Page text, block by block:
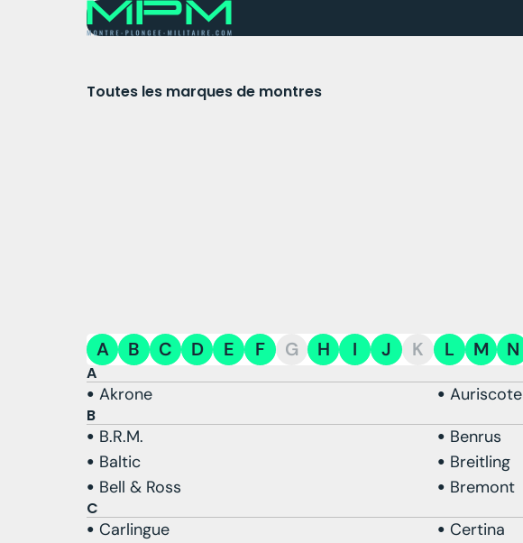
Toutes les marques de montres
A B C D E F G H I J K L M N
A
Akrone Auriscote
B
B.R.M.
Baltic
Bell & Ross
Benrus
Breitling
Bremont
C
Carlingue
Certina